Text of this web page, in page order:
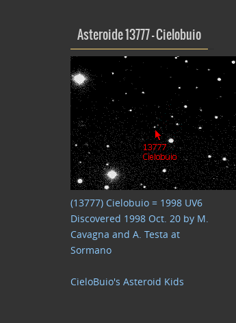
Asteroide 13777 – Cielobuio
(13777) Cielobuio = 1998 UV6
Discovered 1998 Oct. 20 by M.
Cavagna and A. Testa at
Sormano
CieloBuio's Asteroid Kids